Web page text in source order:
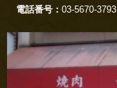
電話番号： 03-5670-3793